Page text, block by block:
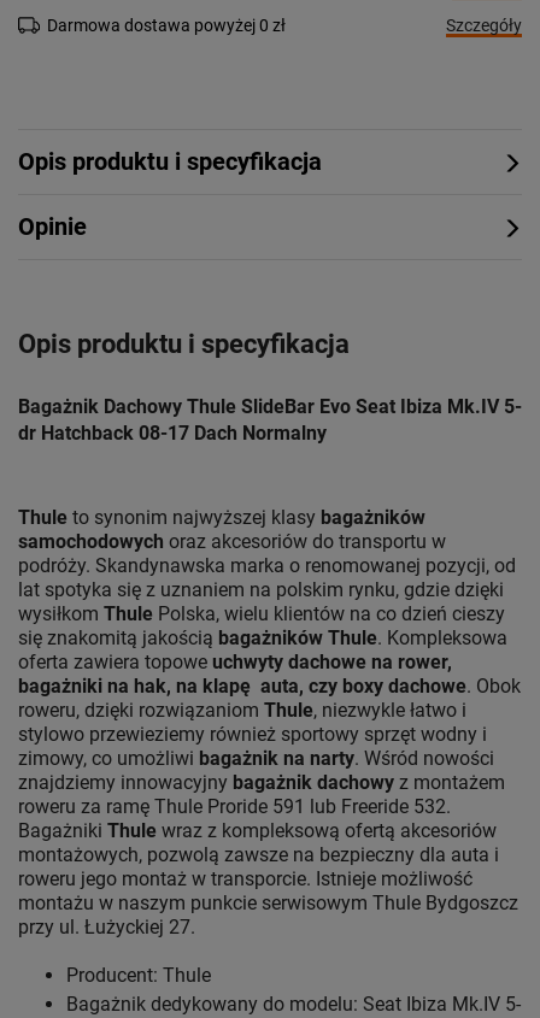
Darmowa dostawa powyżej 0 zł
Szczegóły
Opis produktu i specyfikacja
Opinie
Opis produktu i specyfikacja
Bagażnik Dachowy Thule SlideBar Evo Seat Ibiza Mk.IV 5-
dr Hatchback 08-17 Dach Normalny
Thule to synonim najwyższej klasy bagażników
samochodowych oraz akcesoriów do transportu w
podróży. Skandynawska marka o renomowanej pozycji, od
lat spotyka się z uznaniem na polskim rynku, gdzie dzięki
wysiłkom Thule Polska, wielu klientów na co dzień cieszy
się znakomitą jakością bagażników Thule. Kompleksowa
oferta zawiera topowe uchwyty dachowe na rower,
bagażniki na hak, na klapę auta, czy boxy dachowe. Obok
roweru, dzięki rozwiązaniom Thule, niezwykle łatwo i
stylowo przewieziemy również sportowy sprzęt wodny i
zimowy, co umożliwi bagażnik na narty. Wśród nowości
znajdziemy innowacyjny bagażnik dachowy z montażem
roweru za ramę Thule Proride 591 lub Freeride 532.
Bagażniki Thule wraz z kompleksową ofertą akcesoriów
montażowych, pozwolą zawsze na bezpieczny dla auta i
roweru jego montaż w transporcie. Istnieje możliwość
montażu w naszym punkcie serwisowym Thule Bydgoszcz
przy ul. Łużyckiej 27.
Producent: Thule
Bagażnik dedykowany do modelu: Seat Ibiza Mk.IV 5-